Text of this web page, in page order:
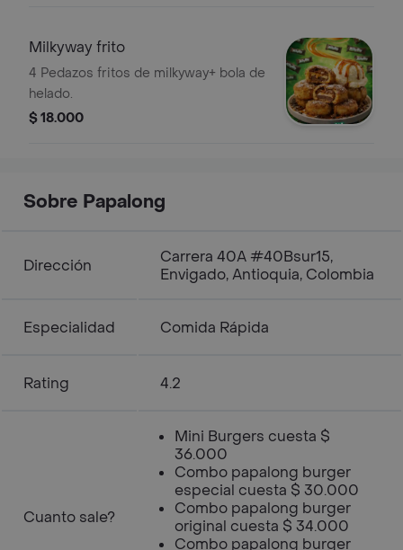
Milkyway frito
4 Pedazos fritos de milkyway+ bola de
helado.
$ 18.000
Sobre Papalong
Dirección
Carrera 40A #40Bsur15,
Envigado, Antioquia, Colombia
Especialidad Comida Rápida
Rating 4.2
Cuanto sale?
Mini Burgers cuesta $
36.000
Combo papalong burger
especial cuesta $ 30.000
Combo papalong burger
original cuesta $ 34.000
Combo papalong burger